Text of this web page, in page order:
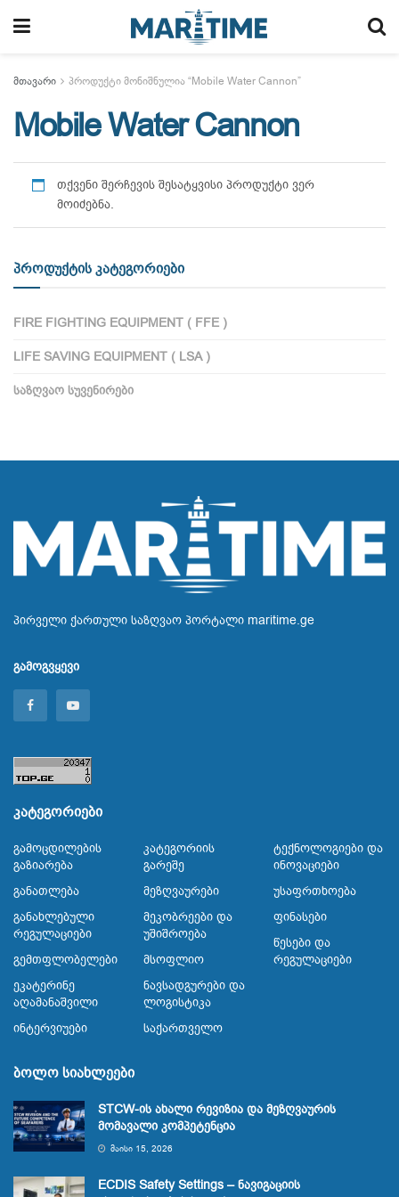
მთავარი პროდუქტი მონიშნულია “Mobile Water Cannon”
Mobile Water Cannon
თქვენი შერჩევის შესატყვისი პროდუქტი ვერ
მოიძებნა.
პროდუქტის კატეგორიები
FIRE FIGHTING EQUIPMENT ( FFE )
LIFE SAVING EQUIPMENT ( LSA )
ᲡᲐᲖᲦᲕᲐᲝ ᲡᲣᲕᲔᲜᲘᲠᲔᲑᲘ
პირველი ქართული საზღვაო პორტალი maritime.ge
გამოგვყევი
კატეგორიები
Გამოცდილების
Გაზიარება
Განათლება
Განახლებული
Რეგულაციები
Გემთფლობელები
Ეკატერინე
Აღამანაშვილი
Ინტერვიუები
Კატეგორიის
Გარეშე
Მეზღვაურები
Მეკობრეები Და
Უშიშროება
Მსოფლიო
Ნავსადგურები Და
Ლოგისტიკა
Საქართველო
Ტექნოლოგიები Და
Ინოვაციები
Უსაფრთხოება
Ფინასები
Წესები Და
Რეგულაციები
ბოლო სიახლეები
STCW-ის ახალი რევიზია და მეზღვაურის
მომავალი კომპეტენცია
ᲛᲐᲘᲡᲘ 15, 2026
ECDIS Safety Settings – ნავიგაციის